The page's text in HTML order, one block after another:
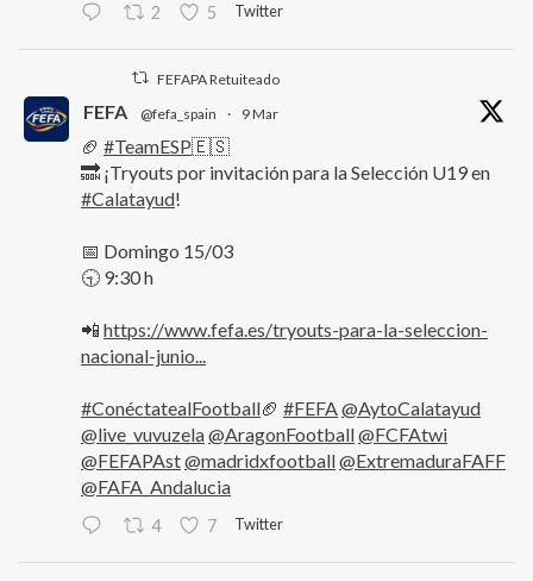
2 5 Twitter
FEFAPA Retuiteado
FEFA @fefa_spain · 9 Mar
🏈 #TeamESP🇪🇸
🔜 ¡Tryouts por invitación para la Selección U19 en
#Calatayud!
📅 Domingo 15/03
🕤 9:30 h
📲 https://www.fefa.es/tryouts-para-la-seleccion-
nacional-junio...
#ConéctatealFootball🏈 #FEFA @AytoCalatayud
@live_vuvuzela@AragonFootball@FCFAtwi
@FEFAPAst@madridxfootball@ExtremaduraFAFF
@FAFA_Andalucia
4 7 Twitter